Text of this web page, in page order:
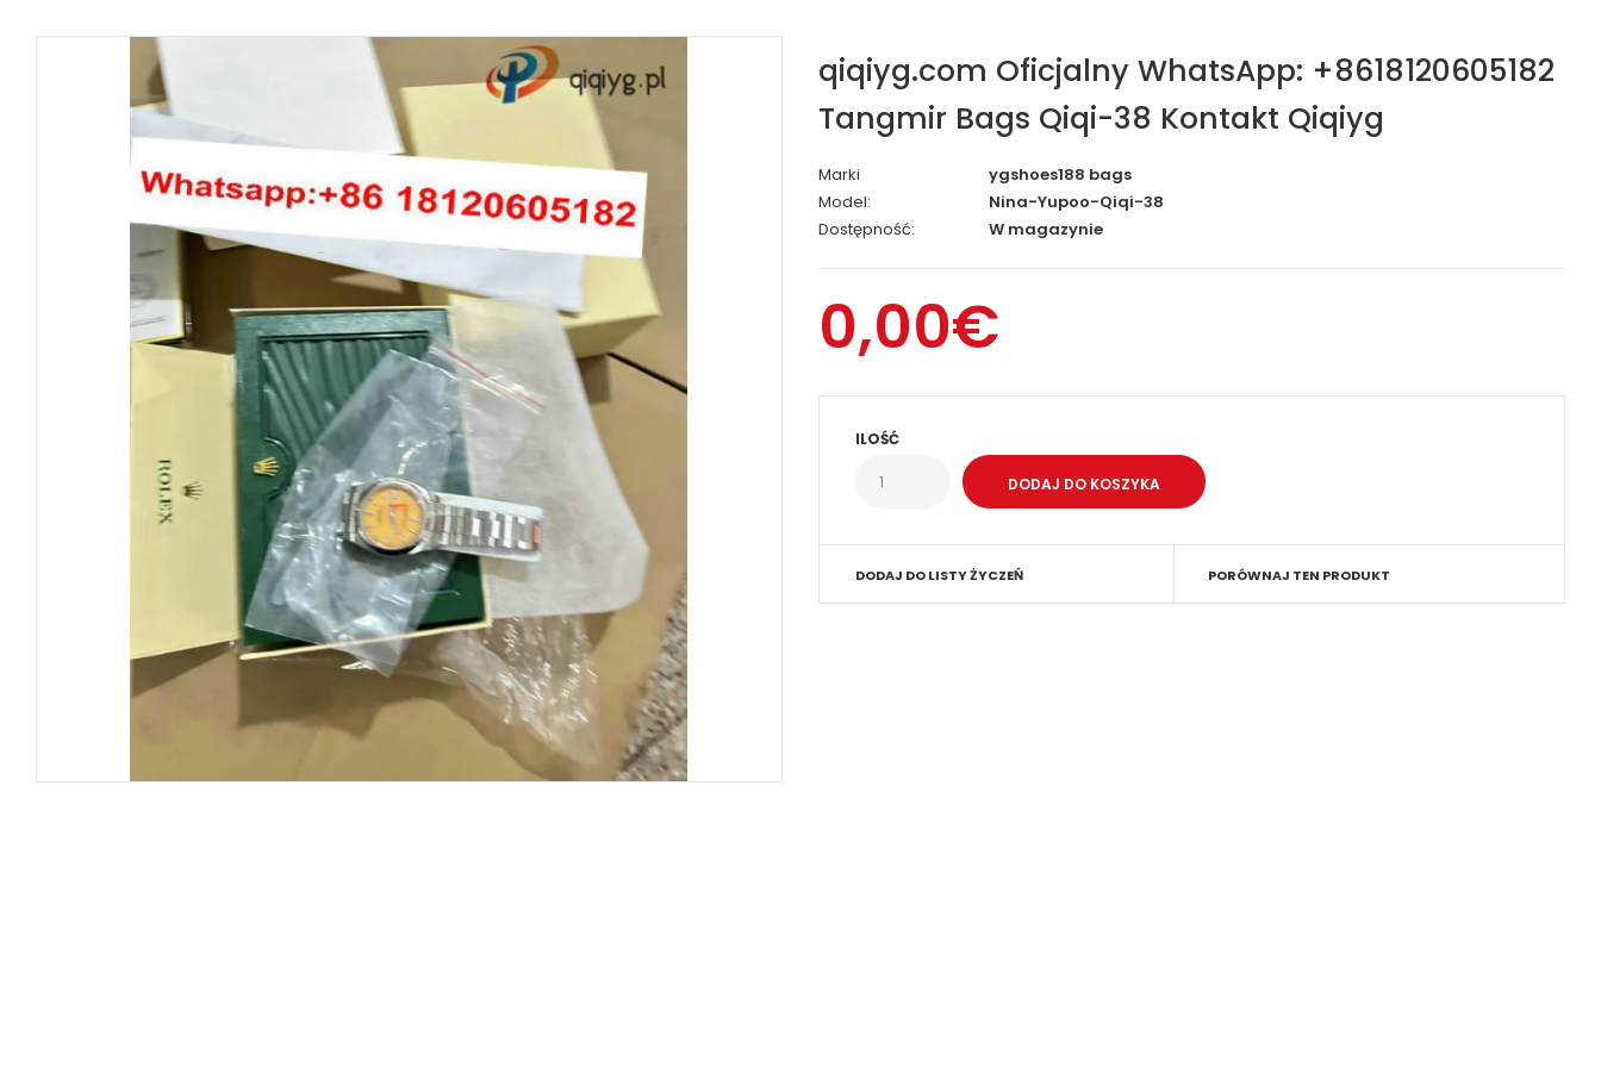
qiqiyg.com Oficjalny WhatsApp: +8618120605182
Tangmir Bags Qiqi-38 Kontakt Qiqiyg
Marki
ygshoes188 bags
Model:
Nina-Yupoo-Qiqi-38
Dostępność:
W magazynie
0,00€
ILOŚĆ
DODAJ DO LISTY ŻYCZEŃ PORÓWNAJ TEN PRODUKT